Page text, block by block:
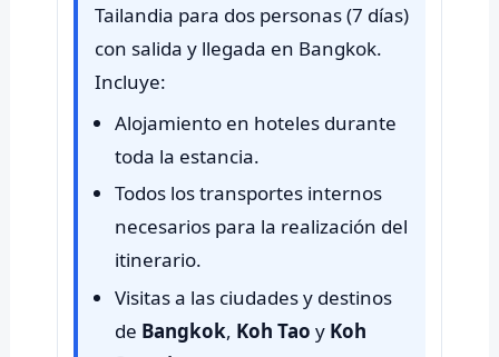
Tailandia para dos personas (7 días)
con salida y llegada en Bangkok.
Incluye:
Alojamiento en hoteles durante
toda la estancia.
Todos los transportes internos
necesarios para la realización del
itinerario.
Visitas a las ciudades y destinos
de Bangkok, Koh Tao y Koh